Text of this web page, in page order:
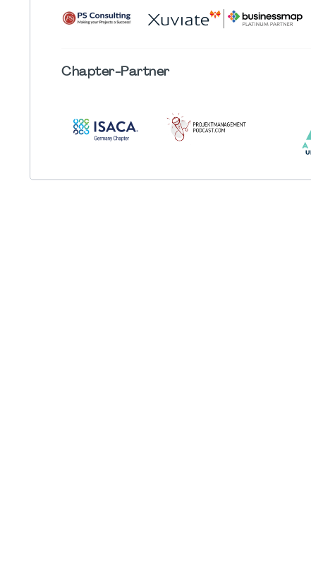
Chapter-Partner